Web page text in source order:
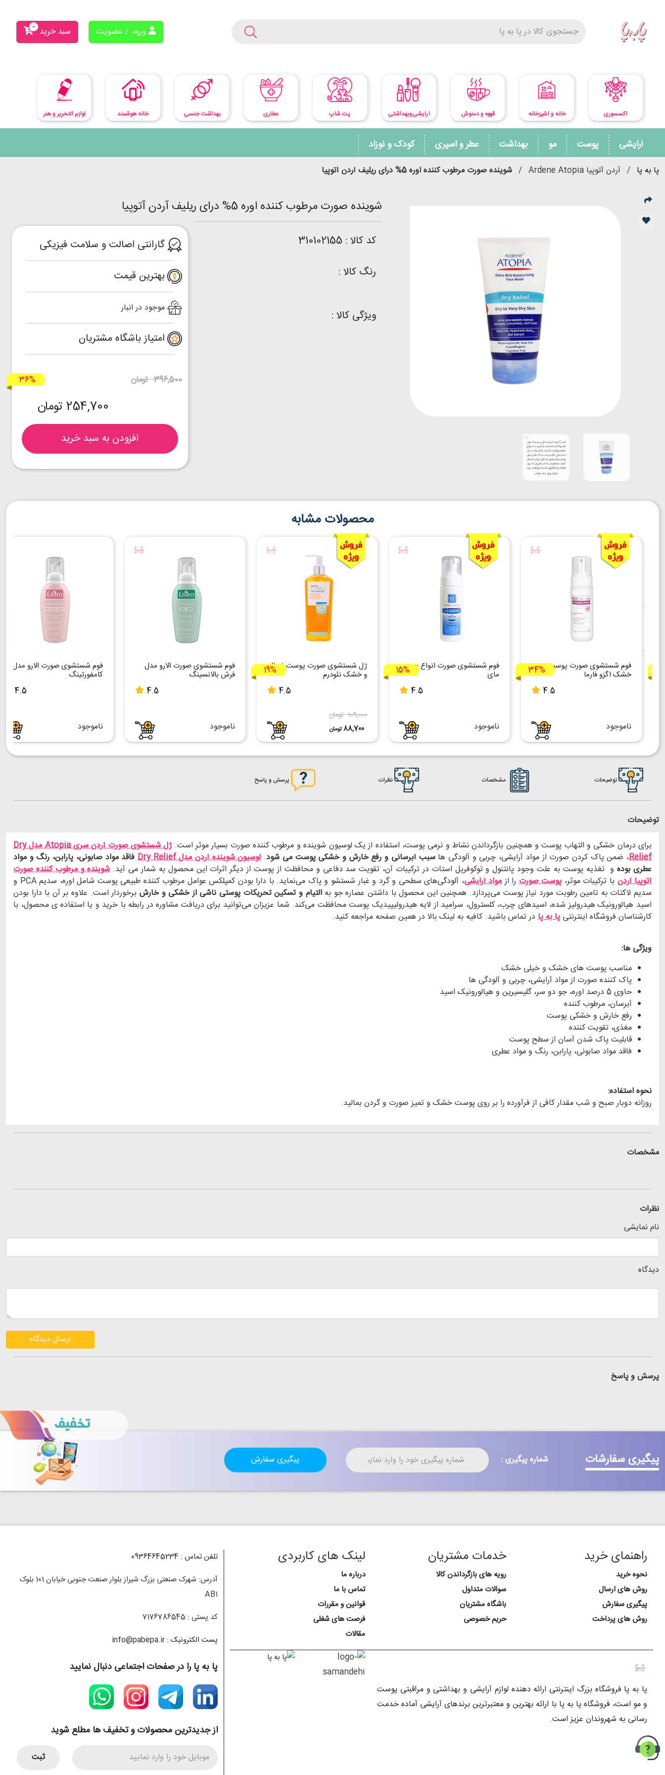
ورود / عضویت سبد خرید 0
اکسسوری خانه و آشپزخانه قهوه و دمنوش آرایشی‌وبهداشتی پت شاپ عطاری بهداشت جنسی خانه هوشمند لوازم التحریر و هنر
آرایشی پوست مو بهداشت عطر و اسپری کودک و نوزاد
پا به پا / آردن آتوپیا Ardene Atopia / شوینده صورت مرطوب کننده اوره 5% درای ریلیف آردن آتوپیا
شوینده صورت مرطوب کننده اوره 5% درای ریلیف آردن آتوپیا
کد کالا : 310102155
رنگ کالا :
ویژگی کالا :
گارانتی اصالت و سلامت فیزیکی
بهترین قیمت
موجود در انبار
امتیاز باشگاه مشتریان
36% 396,500 تومان
254,700 تومان
افزودن به سبد خرید
محصولات مشابه
فوم شستشوی صورت پوست
خشک اگزو فارما
4.5
34%
ناموجود
فوم شستشوی صورت انواع پوست
مای
4.5
15%
ناموجود
ژل شستشوی صورت پوست نرمال
و خشک نئودرم
4.5
19%
109,000 تومان
88,700تومان
فوم شستشوی صورت الارو مدل
فرش بالانسینگ
4.5
ناموجود
فوم شستشوی صورت الارو مدل
کامفورتینگ
4.5
ناموجود
توضیحات مشخصات نظرات پرسش و پاسخ
توضیحات
برای درمان خشکی و التهاب پوست و همچنین بازگرداندن نشاط و نرمی پوست، استفاده از یک لوسیون شوینده و مرطوب کننده صورت بسیار موثر است.
ژل شستشوی صورت آردن سری Atopia مدل Dry
Relief، ضمن پاک کردن صورت از مواد آرایشی، چربی و آلودگی هاسبب آبرسانی و رفع خارش و خشکی پوست می شود.لوسیون شوینده آردن مدل Dry Relief
فاقد مواد صابونی، پارابن، رنگ و مواد
عطری بودهو تغذیه پوست به علت وجود پانتنول و توکوفریل استات در ترکیبات آن، تقویت سد دفاعی و محافظت از پوست از دیگر اثرات این محصول به شمار می آید.شوینده و مرطوب کننده صورت
آتوپیا آردن با ترکیبات موثر، پوست صورترا ازمواد آرایشی
، آلودگی‌های سطحی و گرد و غبار شستشو و پاک می‌نماید. با دارا بودن کمپلکس عوامل مرطوب کننده طبیعی پوست شامل اوره، سدیم PCA و
سدیم لاکتات به تامین رطوبت مورد نیاز پوست می‌پردازد. همچنین این محصول با داشتن عصاره جو بهالتیام و تسکین تحریکات پوستی ناشی از خشکی و خارش برخوردار است. علاوه بر آن با دارا بودن
اسید هیالورونیک هیدرولیز شده، اسیدهای چرب، کلسترول، سرامید از لایه هیدرولیپیدیک پوست محافظت می‌کند. شما عزیزان می‌توانید برای دریافت مشاوره در رابطه با خرید و یا استفاده ی محصول، با
کارشناسان فروشگاه اینترنتی پا به پا در تماس باشید. کافیه به لینک بالا در همین صفحه مراجعه کنید.
ویژگی ها:
مناسب پوست های خشک و خیلی خشک
پاک کننده صورت از مواد آرایشی، چربی و آلودگی ها
حاوی 5 درصد اوره، جو دو سر، گلیسیرین و هیالورونیک اسید
آبرسان، مرطوب کننده
رفع خارش و خشکی پوست
مغذی، تقویت کننده
قابلیت پاک شدن آسان از سطح پوست
فاقد مواد صابونی، پارابن، رنگ و مواد عطری
نحوه استفاده:
روزانه دوبار صبح و شب مقدار کافی از فرآورده را بر روی پوست خشک و تمیز صورت و گردن بمالید.
مشخصات
نظرات
نام نمایشی
دیدگاه
ارسال دیدگاه
پرسش و پاسخ
پیگیری سفارشات شماره پیگیری : پیگیری سفارش
راهنمای خرید
نحوه خرید
روش های ارسال
پیگیری سفارش
روش های پرداخت
خدمات مشتریان
رویه های بازگرداندن کالا
سوالات متداول
باشگاه مشتریان
حریم خصوصی
لینک های کاربردی
درباره ما
تماس با ما
قوانین و مقررات
فرصت های شغلی
مقالات
پا به پا فروشگاه بزرگ اینترنتی ارائه دهنده لوازم آرایشی و بهداشتی و مراقبتی پوست
و مو است، فروشگاه پا به پا با ارائه بهترین و معتبرترین برندهای آرایشی آماده خدمت
رسانی به شهروندان عزیز است.
تلفن تماس : 09364645234
آدرس: شهرک صنعتی بزرگ شیراز بلوار صنعت جنوبی خیابان 101 بلوک
AB1
کد پستی : 7176786545
پست الکترونیک : info@pabepa.ir
پا به پا را در صفحات اجتماعی دنبال نمایید
از جدیدترین محصولات و تخفیف ها مطلع شوید
ثبت